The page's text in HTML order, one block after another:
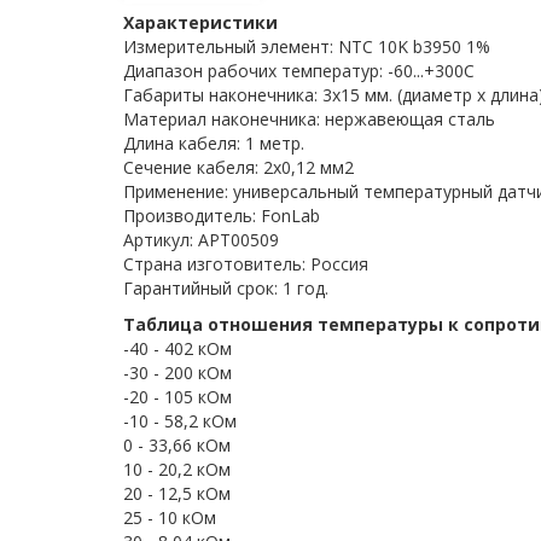
Характеристики
Измерительный элемент: NTC 10K b3950 1%
Диапазон рабочих температур: -60...+300C
Габариты наконечника: 3x15 мм. (диаметр х
Материал наконечника: нержавеющая сталь
Длина кабеля: 1 метр.
Сечение кабеля: 2x0,12 мм2
Применение: универсальный температурный
Производитель: FonLab
Артикул: APT00509
Страна изготовитель: Россия
Гарантийный срок: 1 год.
Таблица отношения температуры к
-40 - 402 кОм
-30 - 200 кОм
-20 - 105 кОм
-10 - 58,2 кОм
0 - 33,66 кОм
10 - 20,2 кОм
20 - 12,5 кОм
25 - 10 кОм